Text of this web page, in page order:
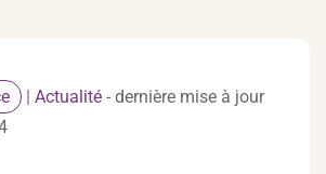
| Actualité - dernière mise à jour